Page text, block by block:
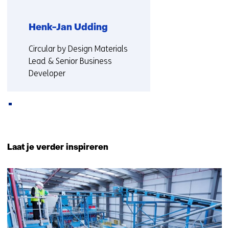
Henk-Jan Udding
Functie:
Circular by Design Materials
Lead & Senior Business
Developer
(Neem
contact
met
ons
op)
Laat je verder inspireren
11
resultaten,
getoond
1
t/m